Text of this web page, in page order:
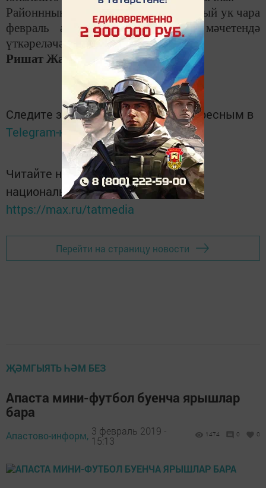
Районнның эш графигы буенча мондый ук чара
февраль аенда тагын бер авыл мәчетендә
үткәреләчәк дип көтелә.
Ришат Жамалиев.
Следите за самым важным и интересным в
Telegram-каналеТатмедиа
Читайте новости Татарстана в
национальном мессенджере MАХ:
https://max.ru/tatmedia
Перейти на страницу новости
ҖӘМГЫЯТЬ ҺӘМ БЕЗ
Апаста мини-футбол буенча ярышлар
бара
Апастово-информ, 3 февраль 2019 -
15:13
1474 0 0